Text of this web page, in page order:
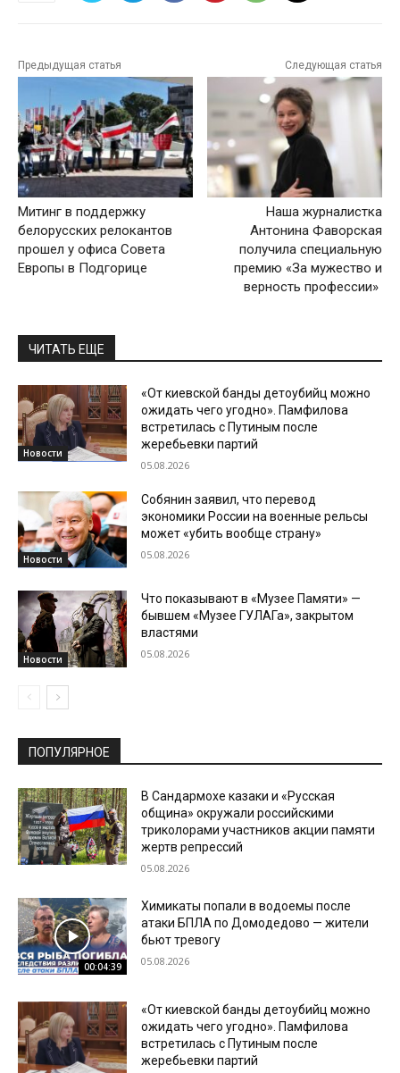
Предыдущая статья
Митинг в поддержку
белорусских релокантов
прошел у офиса Совета
Европы в Подгорице
Следующая статья
Наша журналистка
Антонина Фаворская
получила специальную
премию «За мужество и
верность профессии»
ЧИТАТЬ ЕЩЕ
Новости
«От киевской банды детоубийц можно
ожидать чего угодно». Памфилова
встретилась с Путиным после
жеребьевки партий
05.08.2026
Новости
Собянин заявил, что перевод
экономики России на военные рельсы
может «убить вообще страну»
05.08.2026
Новости
Что показывают в «Музее Памяти» —
бывшем «Музее ГУЛАГа», закрытом
властями
05.08.2026
ПОПУЛЯРНОЕ
В Сандармохе казаки и «Русская
община» окружали российскими
триколорами участников акции памяти
жертв репрессий
05.08.2026
00:04:39
Химикаты попали в водоемы после
атаки БПЛА по Домодедово — жители
бьют тревогу
05.08.2026
«От киевской банды детоубийц можно
ожидать чего угодно». Памфилова
встретилась с Путиным после
жеребьевки партий